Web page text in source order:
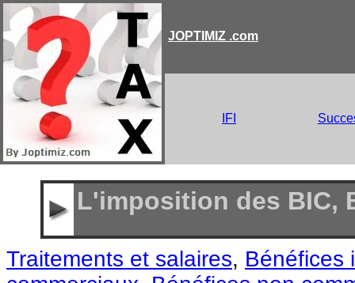
JOPTIMIZ .com
IFI
L'imposition des BIC,
Traitements et salaires, Bénéfices